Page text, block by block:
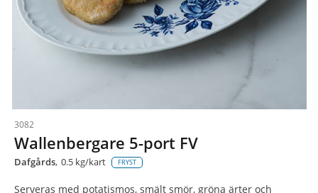
3082
Wallenbergare 5-port FV
Dafgårds 0.5 kg/kart FRYST
Serveras med potatismos, smält smör, gröna ärter och